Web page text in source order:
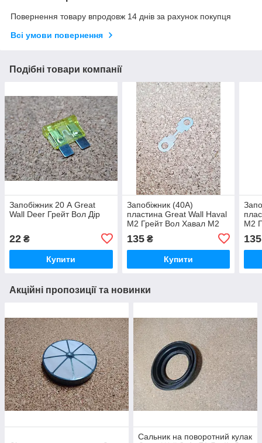
Повернення товару впродовж 14 днів за рахунок покупця
Всі умови повернення
Подібні товари компанії
Запобіжник 20 А Great
Wall Deer Грейт Вол Дір
22 ₴
Купити
Запобіжник (40А)
пластина Great Wall Haval
M2 Грейт Вол Хавал М2
135₴
Купити
M2
135
Акційні пропозиції та новинки
Сальник на поворотний кулак